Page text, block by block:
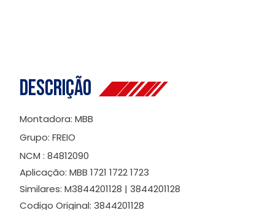
Descrição
Montadora: MBB
Grupo: FREIO
NCM : 84812090
Aplicação: MBB 1721 1722 1723
Similares: M3844201128 | 3844201128
Codigo Original: 3844201128